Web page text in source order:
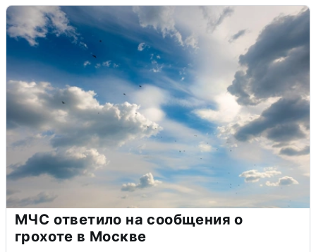
МЧС ответило на сообщения о
грохоте в Москве